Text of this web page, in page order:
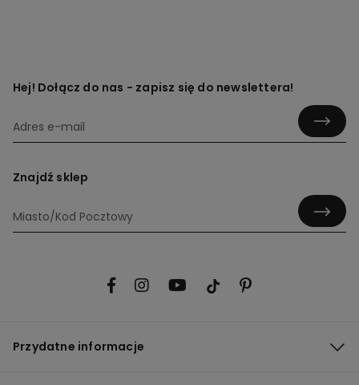
Hej! Dołącz do nas - zapisz się do newslettera!
Znajdź sklep
Przydatne informacje